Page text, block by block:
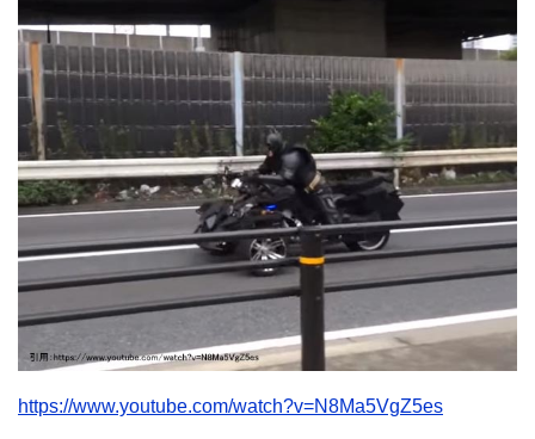
https://www.youtube.com/watch?v=N8Ma5VgZ5es